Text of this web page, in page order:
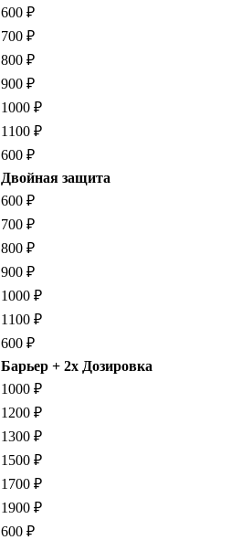
600 ₽
700 ₽
800 ₽
900 ₽
1000 ₽
1100 ₽
600 ₽
Двойная защита
600 ₽
700 ₽
800 ₽
900 ₽
1000 ₽
1100 ₽
600 ₽
Барьер + 2x Дозировка
1000 ₽
1200 ₽
1300 ₽
1500 ₽
1700 ₽
1900 ₽
600 ₽